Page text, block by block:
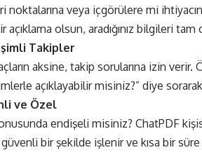
noktalarına veya içgörülere mi
açıklama olsun, aradığınız bilgileri
Takipler
aksine, takip sorularına izin
açıklayabilir misiniz?” diye
ve Özel
endişeli misiniz? ChatPDF
bir şekilde işlenir ve kısa bir